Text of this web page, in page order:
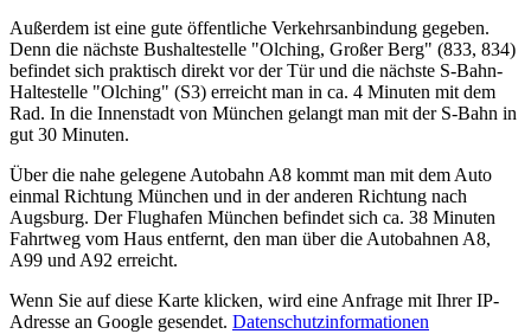
Außerdem ist eine gute öffentliche Verkehrsanbindung gegeben.
Denn die nächste Bushaltestelle "Olching, Großer Berg" (833, 834)
befindet sich praktisch direkt vor der Tür und die nächste S-Bahn-
Haltestelle "Olching" (S3) erreicht man in ca. 4 Minuten mit dem
Rad. In die Innenstadt von München gelangt man mit der S-Bahn in
gut 30 Minuten.
Über die nahe gelegene Autobahn A8 kommt man mit dem Auto
einmal Richtung München und in der anderen Richtung nach
Augsburg. Der Flughafen München befindet sich ca. 38 Minuten
Fahrtweg vom Haus entfernt, den man über die Autobahnen A8,
A99 und A92 erreicht.
Wenn Sie auf diese Karte klicken, wird eine Anfrage mit Ihrer IP-
Adresse an Google gesendet. Datenschutzinformationen